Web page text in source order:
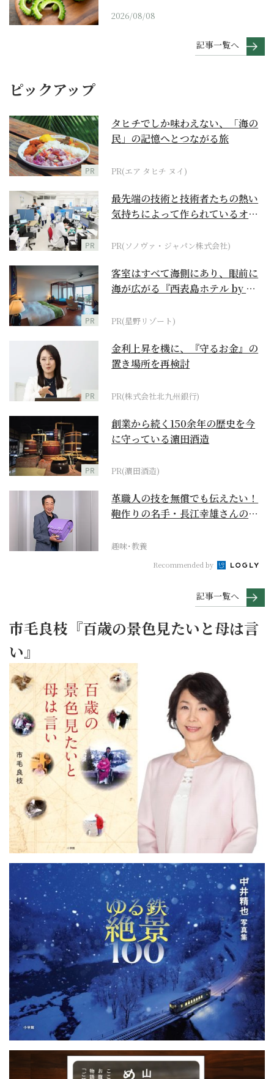
2026/08/08
記事一覧へ
ピックアップ
PR
タヒチでしか味わえない、「海の
民」の記憶へとつながる旅
PR(エア タヒチ ヌイ)
PR
最先端の技術と技術者たちの熱い
気持ちによって作られているオー
PR(ソノヴァ・ジャパン株式会社)
PR
客室はすべて海側にあり、眼前に
海が広がる『西表島ホテル by 星
PR(星野リゾート)
PR
金利上昇を機に、『守るお金』の
置き場所を再検討
PR(株式会社北九州銀行)
PR
創業から続く150余年の歴史を今
に守っている濵田酒造
PR(濵田酒造)
革職人の技を無償でも伝えたい！
鞄作りの名手・長江幸雄さんの第
趣味･教養
Recommended by
記事一覧へ
市毛良枝『百歳の景色見たいと母は言
い』